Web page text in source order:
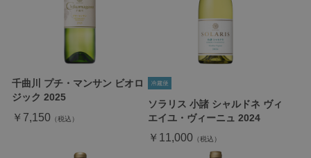
千曲川 プチ・マンサン ビオロ
ジック 2025
￥7,150
ソラリス 小諸 シャルドネ ヴィ
エイユ・ヴィーニュ 2024
￥11,000